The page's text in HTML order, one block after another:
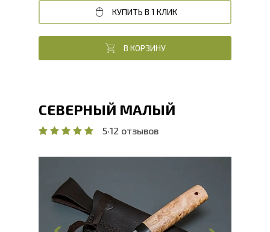
КУПИТЬ В 1 КЛИК
В КОРЗИНУ
СЕВЕРНЫЙ МАЛЫЙ
5·12 отзывов
Общая длина, мм
246
Длина клинка, мм
124.8
Ширина клинка, мм
Толщина обуха, мм